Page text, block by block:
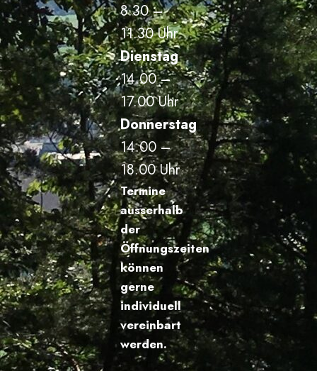
8.30 –
11.30 Uhr
Dienstag
14.00 –
17.00 Uhr
Donnerstag
14.00 –
18.00 Uhr
Termine
ausserhalb
der
Öffnungszeiten
können
gerne
individuell
vereinbart
werden.